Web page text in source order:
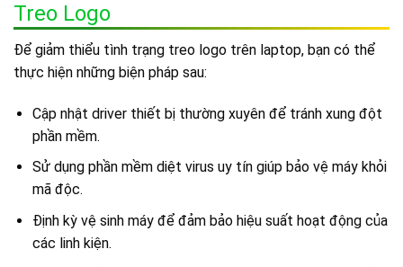
Treo Logo
Để giảm thiểu tình trạng treo logo trên laptop, bạn có thể
thực hiện những biện pháp sau:
Cập nhật driver thiết bị thường xuyên để tránh xung đột
phần mềm.
Sử dụng phần mềm diệt virus uy tín giúp bảo vệ máy khỏi
mã độc.
Định kỳ vệ sinh máy để đảm bảo hiệu suất hoạt động của
các linh kiện.